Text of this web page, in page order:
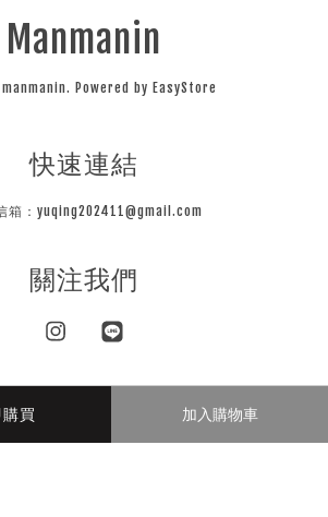
買 加入購物車
Manmanin
Powered by EasyStore
快速連結
箱：yuqing202411@gmail.com
關注我們
Instagram
JCB